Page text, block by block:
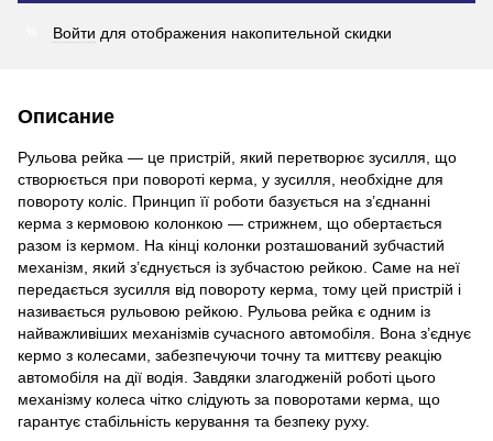
Войти для отображения накопительной скидки
Описание
Рульова рейка — це пристрій, який перетворює зусилля, що
створюється при повороті керма, у зусилля, необхідне для
повороту коліс. Принцип її роботи базується на з’єднанні
керма з кермовою колонкою — стрижнем, що обертається
разом із кермом. На кінці колонки розташований зубчастий
механізм, який з’єднується із зубчастою рейкою. Саме на неї
передається зусилля від повороту керма, тому цей пристрій і
називається рульовою рейкою. Рульова рейка є одним із
найважливіших механізмів сучасного автомобіля. Вона з’єднує
кермо з колесами, забезпечуючи точну та миттєву реакцію
автомобіля на дії водія. Завдяки злагодженій роботі цього
механізму колеса чітко слідують за поворотами керма, що
гарантує стабільність керування та безпеку руху.